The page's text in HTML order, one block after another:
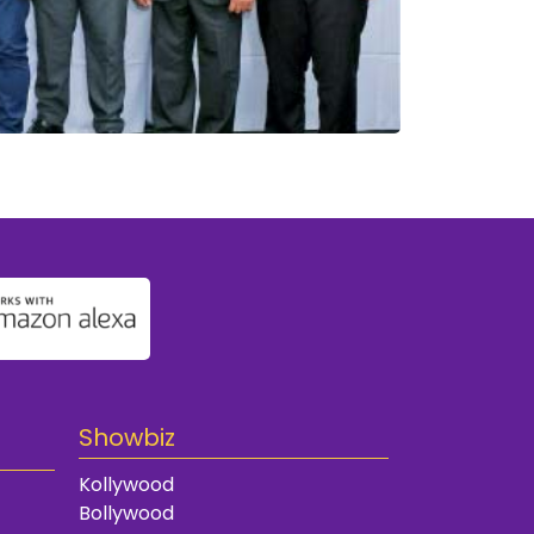
Showbiz
Kollywood
Bollywood